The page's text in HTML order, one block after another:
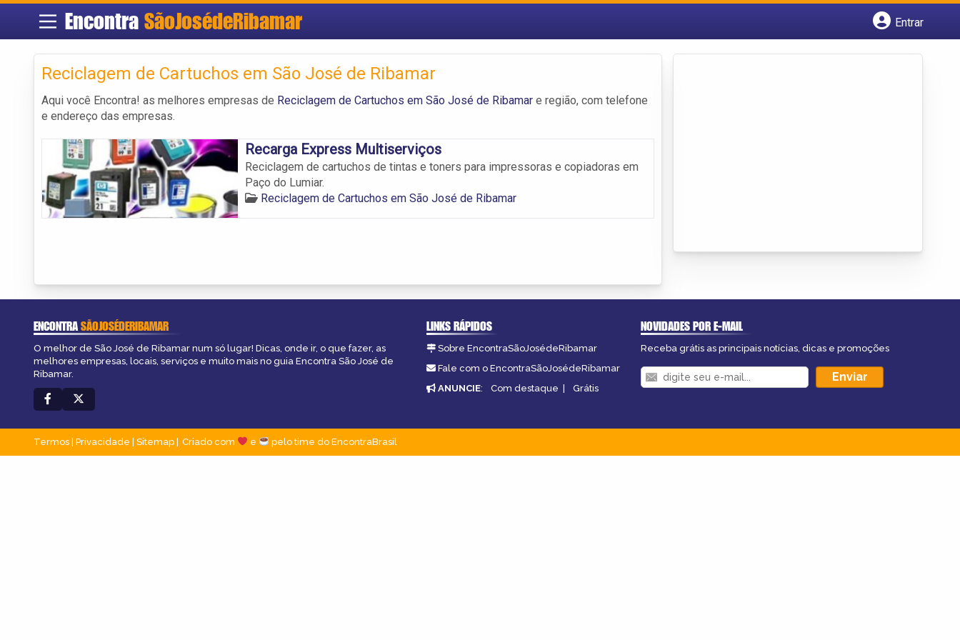
Encontra SãoJosédeRibamar
Entrar
Reciclagem de Cartuchos em São José de Ribamar
Aqui você Encontra! as melhores empresas de Reciclagem de Cartuchos em São José de Ribamar e região, com telefone
e endereço das empresas.
Recarga Express Multiserviços
Reciclagem de cartuchos de tintas e toners para impressoras e copiadoras em
Paço do Lumiar.
Reciclagem de Cartuchos em São José de Ribamar
ENCONTRASÃOJOSÉDERIBAMAR
O melhor de São José de Ribamar num só lugar! Dicas, onde ir, o que fazer, as
melhores empresas, locais, serviços e muito mais no guia Encontra São José de
Ribamar.
LINKS RÁPIDOS
Sobre EncontraSãoJosédeRibamar
Fale com o EncontraSãoJosédeRibamar
ANUNCIE: Com destaque | Grátis
NOVIDADES POR E-MAIL
Receba grátis as principais notícias, dicas e promoções
Termos | Privacidade | Sitemap Criado com e pelo time do EncontraBrasil